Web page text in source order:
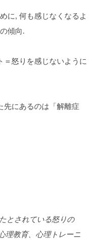
に, 何も感じなくなるよ
傾向.
＝怒りを感じないように
先にあるのは「解離症
とされている怒りの
理教育、心理トレーニ